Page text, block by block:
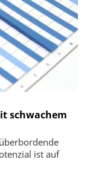
schwachem
ist auf